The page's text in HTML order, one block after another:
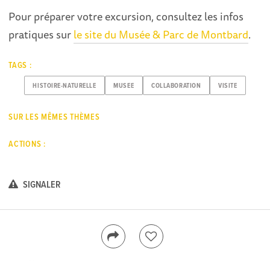
Pour préparer votre excursion, consultez les infos
pratiques surle site du Musée & Parc de Montbard.
TAGS :
HISTOIRE-NATURELLE MUSEE COLLABORATION VISITE
SUR LES MÊMES THÈMES
ACTIONS :
SIGNALER